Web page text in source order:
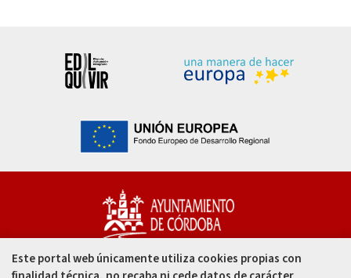
Capitulares, 1. 14002
Este portal web únicamente utiliza cookies propias con